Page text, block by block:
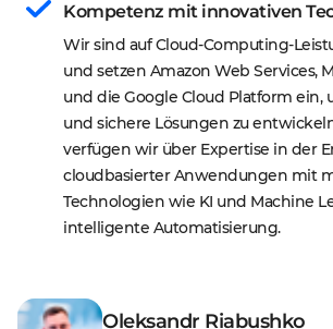
Oleksandr Riabushko
Kompetenz mit innovativen
Wir sind auf Cloud-Computing-
und setzen Amazon Web Services,
und die Google Cloud Platform ein,
und sichere Lösungen zu
verfügen wir über Expertise in der
cloudbasierter Anwendungen mit
Technologien wie KI und Machine
intelligente Automatisierung.